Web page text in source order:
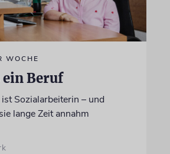
WOCHE
Beruf
Sozialarbeiterin – und
lange Zeit annahm